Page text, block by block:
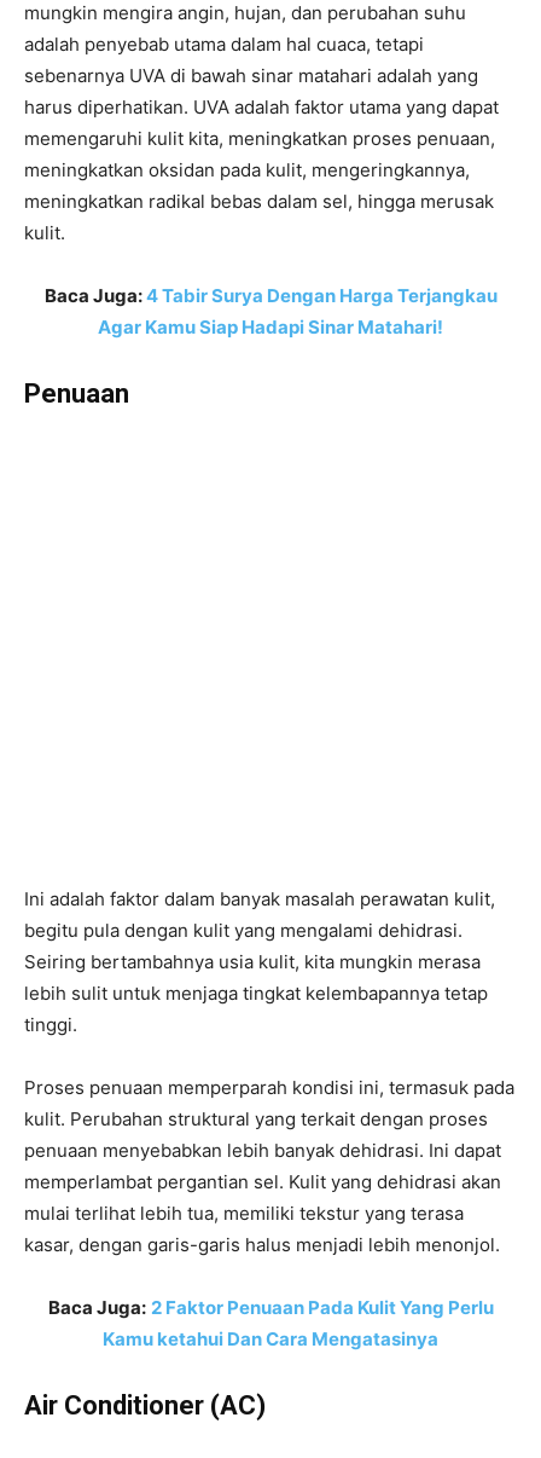
mungkin mengira angin, hujan, dan perubahan suhu
adalah penyebab utama dalam hal cuaca, tetapi
sebenarnya UVA di bawah sinar matahari adalah yang
harus diperhatikan. UVA adalah faktor utama yang dapat
memengaruhi kulit kita, meningkatkan proses penuaan,
meningkatkan oksidan pada kulit, mengeringkannya,
meningkatkan radikal bebas dalam sel, hingga merusak
kulit.
Baca Juga:4 Tabir Surya Dengan Harga Terjangkau
Agar Kamu Siap Hadapi Sinar Matahari!
Penuaan
Ini adalah faktor dalam banyak masalah perawatan kulit,
begitu pula dengan kulit yang mengalami dehidrasi.
Seiring bertambahnya usia kulit, kita mungkin merasa
lebih sulit untuk menjaga tingkat kelembapannya tetap
tinggi.
Proses penuaan memperparah kondisi ini, termasuk pada
kulit. Perubahan struktural yang terkait dengan proses
penuaan menyebabkan lebih banyak dehidrasi. Ini dapat
memperlambat pergantian sel. Kulit yang dehidrasi akan
mulai terlihat lebih tua, memiliki tekstur yang terasa
kasar, dengan garis-garis halus menjadi lebih menonjol.
Baca Juga: 2 Faktor Penuaan Pada Kulit Yang Perlu
Kamu ketahui Dan Cara Mengatasinya
Air Conditioner (AC)